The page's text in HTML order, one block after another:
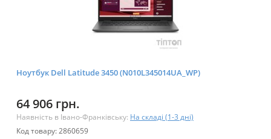
Ноутбук Dell Latitude 3450 (N010L345014UA_WP)
64 906 грн.
Наявність в Івано-Франківську: На складі (1-3 дні)
Код товару: 2860659